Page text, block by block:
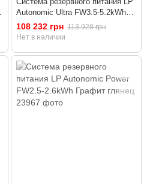
Autonomic Ultra FW3.5-5.2kWh
Черный мат
108 232 грн 113 928 грн
Нет в наличии